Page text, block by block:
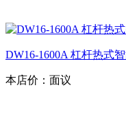
DW16-1600A 杠杆热式
本店价： 面议